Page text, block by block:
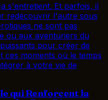
s'entretient. Et parfois, il
redécouvrir l'autre sous
ne sont pas
ou aux aventuriers du
pour créer de
ces moments où le temps
à votre vie de
qui Renforcent la